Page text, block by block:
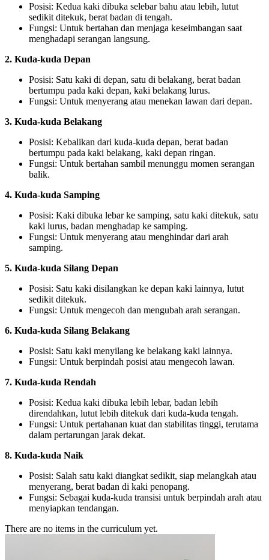
Posisi: Kedua kaki dibuka selebar bahu atau lebih, lutut
sedikit ditekuk, berat badan di tengah.
Fungsi: Untuk bertahan dan menjaga keseimbangan saat
menghadapi serangan langsung.
2. Kuda-kuda Depan
Posisi: Satu kaki di depan, satu di belakang, berat badan
bertumpu pada kaki depan, kaki belakang lurus.
Fungsi: Untuk menyerang atau menekan lawan dari depan.
3. Kuda-kuda Belakang
Posisi: Kebalikan dari kuda-kuda depan, berat badan
bertumpu pada kaki belakang, kaki depan ringan.
Fungsi: Untuk bertahan sambil menunggu momen serangan
balik.
4. Kuda-kuda Samping
Posisi: Kaki dibuka lebar ke samping, satu kaki ditekuk, satu
kaki lurus, badan menghadap ke samping.
Fungsi: Untuk menyerang atau menghindar dari arah
samping.
5. Kuda-kuda Silang Depan
Posisi: Satu kaki disilangkan ke depan kaki lainnya, lutut
sedikit ditekuk.
Fungsi: Untuk mengecoh dan mengubah arah serangan.
6. Kuda-kuda Silang Belakang
Posisi: Satu kaki menyilang ke belakang kaki lainnya.
Fungsi: Untuk berpindah posisi atau mengecoh lawan.
7. Kuda-kuda Rendah
Posisi: Kedua kaki dibuka lebih lebar, badan lebih
direndahkan, lutut lebih ditekuk dari kuda-kuda tengah.
Fungsi: Untuk pertahanan kuat dan stabilitas tinggi, terutama
dalam pertarungan jarak dekat.
8. Kuda-kuda Naik
Posisi: Salah satu kaki diangkat sedikit, siap melangkah atau
menyerang, berat badan di kaki penopang.
Fungsi: Sebagai kuda-kuda transisi untuk berpindah arah atau
menyiapkan tendangan.
There are no items in the curriculum yet.